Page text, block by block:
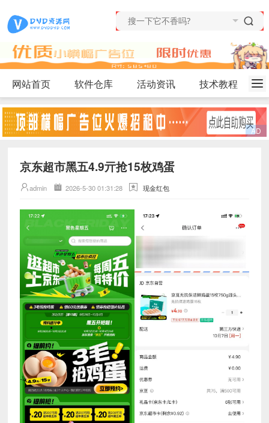
网站首页 软件仓库 活动资讯 技术教程
京东超市黑五4.9亓抢15枚鸡蛋
admin 2026-5-30 01:31:28 现金红包